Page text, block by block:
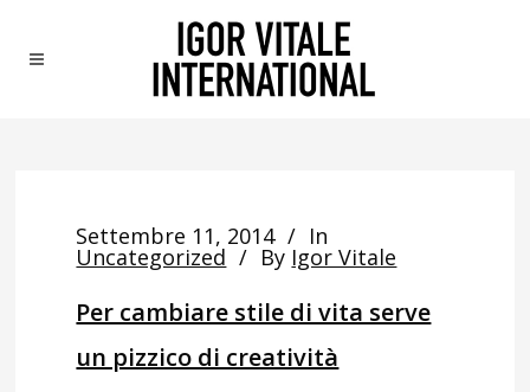
Settembre 11, 2014 In
Uncategorized By Igor Vitale
Per cambiare stile di vita serve
un pizzico di creatività